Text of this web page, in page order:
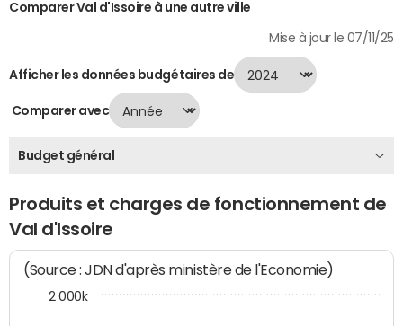
Comparer Val d'Issoire à une autre ville
Mise à jour le 07/11/25
Afficher les données budgétaires de
Comparer avec
Budget général
Produits et charges de fonctionnement de
Val d'Issoire
(Source : JDN d'après ministère de l'Economie)
2 000k